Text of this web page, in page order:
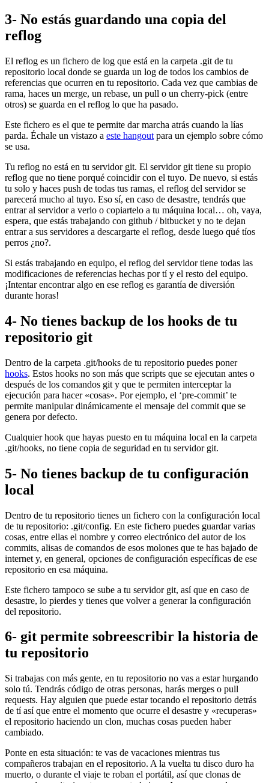
3- No estás guardando una copia del
reflog
El reflog es un fichero de log que está en la carpeta .git de tu
repositorio local donde se guarda un log de todos los cambios de
referencias que ocurren en tu repositorio. Cada vez que cambias de
rama, haces un merge, un rebase, un pull o un cherry-pick (entre
otros) se guarda en el reflog lo que ha pasado.
Este fichero es el que te permite dar marcha atrás cuando la lías
parda. Échale un vistazo a este hangout para un ejemplo sobre cómo
se usa.
Tu reflog no está en tu servidor git. El servidor git tiene su propio
reflog que no tiene porqué coincidir con el tuyo. De nuevo, si estás
tu solo y haces push de todas tus ramas, el reflog del servidor se
parecerá mucho al tuyo. Eso sí, en caso de desastre, tendrás que
entrar al servidor a verlo o copiartelo a tu máquina local… oh, vaya,
espera, que estás trabajando con github / bitbucket y no te dejan
entrar a sus servidores a descargarte el reflog, desde luego qué tíos
perros ¿no?.
Si estás trabajando en equipo, el reflog del servidor tiene todas las
modificaciones de referencias hechas por tí y el resto del equipo.
¡Intentar encontrar algo en ese reflog es garantía de diversión
durante horas!
4- No tienes backup de los hooks de tu
repositorio git
Dentro de la carpeta .git/hooks de tu repositorio puedes poner
hooks. Estos hooks no son más que scripts que se ejecutan antes o
después de los comandos git y que te permiten interceptar la
ejecución para hacer «cosas». Por ejemplo, el ‘pre-commit’ te
permite manipular dinámicamente el mensaje del commit que se
genera por defecto.
Cualquier hook que hayas puesto en tu máquina local en la carpeta
.git/hooks, no tiene copia de seguridad en tu servidor git.
5- No tienes backup de tu configuración
local
Dentro de tu repositorio tienes un fichero con la configuración local
de tu repositorio: .git/config. En este fichero puedes guardar varias
cosas, entre ellas el nombre y correo electrónico del autor de los
commits, alisas de comandos de esos molones que te has bajado de
internet y, en general, opciones de configuración específicas de ese
repositorio en esa máquina.
Este fichero tampoco se sube a tu servidor git, así que en caso de
desastre, lo pierdes y tienes que volver a generar la configuración
del repositorio.
6- git permite sobreescribir la historia de
tu repositorio
Si trabajas con más gente, en tu repositorio no vas a estar hurgando
solo tú. Tendrás código de otras personas, harás merges o pull
requests. Hay alguien que puede estar tocando el repositorio detrás
de tí así que entre el momento que ocurre el desastre y «recuperas»
el repositorio haciendo un clon, muchas cosas pueden haber
cambiado.
Ponte en esta situación: te vas de vacaciones mientras tus
compañeros trabajan en el repositorio. A la vuelta tu disco duro ha
muerto, o durante el viaje te roban el portátil, así que clonas de